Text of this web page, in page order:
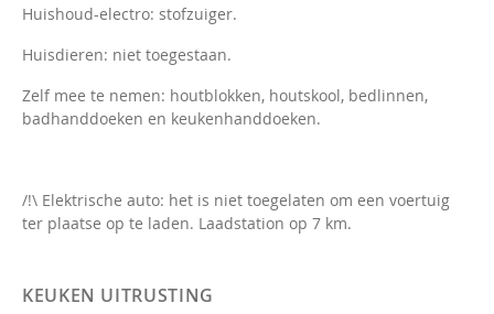
Huishoud-electro: stofzuiger.
Huisdieren: niet toegestaan.
Zelf mee te nemen: houtblokken, houtskool, bedlinnen,
badhanddoeken en keukenhanddoeken.
/!\ Elektrische auto: het is niet toegelaten om een voertuig
ter plaatse op te laden. Laadstation op 7 km.
KEUKEN UITRUSTING